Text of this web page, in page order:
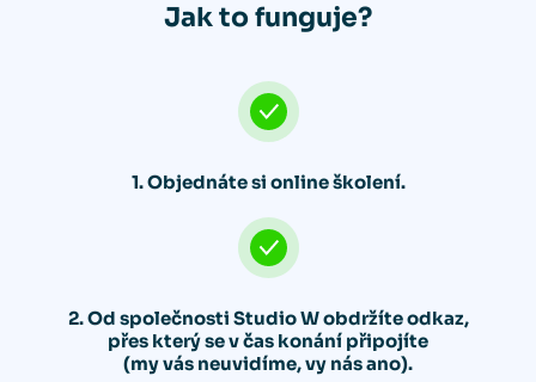
Jak to funguje?
1. Objednáte si online školení.
2. Od společnosti Studio W obdržíte odkaz,
přes který se v čas konání připojíte
(my vás neuvidíme, vy nás ano).